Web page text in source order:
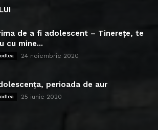
de a fi adolescent – Tinerețe, te
cu mine...
24 noiembrie 2020
perioada de aur
25 iunie 2020